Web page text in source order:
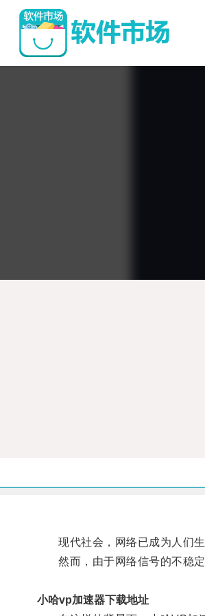
现代社会，网络已成为人们生
然而，由于网络信号的不稳定
小哈vp加速器下载地址